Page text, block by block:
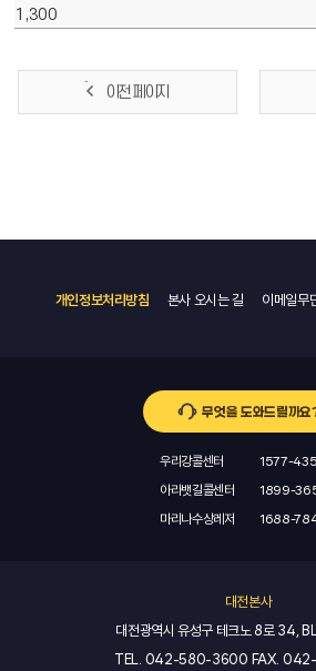
1,300
이전 페이지
개인정보처리방침 본사 오시는 길 이메일무
무엇을 도와드릴까요
우리강콜센터
1577-
아라뱃길콜센터
1899-
마리나수상레저
1688-
대전본사
대전광역시 유성구 테크노 8로 34,
TEL. 042-580-3600 FAX.